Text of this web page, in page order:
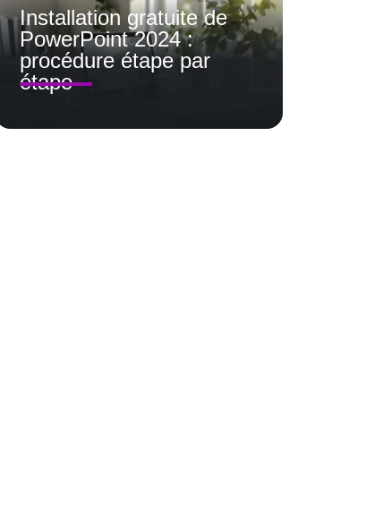
Installation gratuite de
PowerPoint 2024 :
procédure étape par
étape